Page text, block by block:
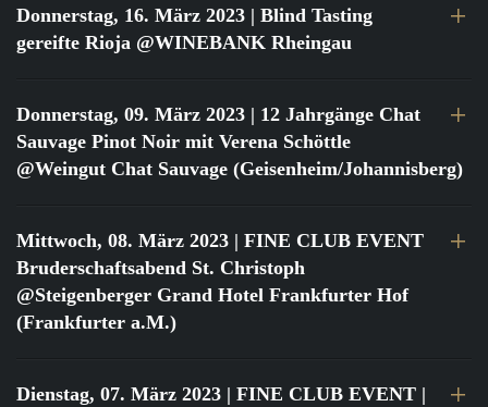
Donnerstag, 16. März 2023 | Blind Tasting
gereifte Rioja @WINEBANK Rheingau
Donnerstag, 09. März 2023 | 12 Jahrgänge Chat
Sauvage Pinot Noir mit Verena Schöttle
@Weingut Chat Sauvage (Geisenheim/Johannisberg)
Mittwoch, 08. März 2023 | FINE CLUB EVENT
Bruderschaftsabend St. Christoph
@Steigenberger Grand Hotel Frankfurter Hof
(Frankfurter a.M.)
Dienstag, 07. März 2023 | FINE CLUB EVENT |